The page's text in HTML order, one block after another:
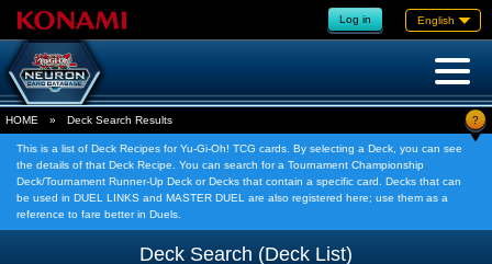
Log in English
HOME » Deck Search Results ?
This is a list of Deck Recipes for Yu-Gi-Oh! TCG cards. By selecting a Deck, you can see
the details of that Deck Recipe. You can search for a Tournament Championship
Deck/Tournament Runner-Up Deck or Decks that contain a specific card. Decks that can
be used in DUEL LINKS and MASTER DUEL are also registered here; use them as a
reference to fare better in Duels.
Deck Search (Deck List)